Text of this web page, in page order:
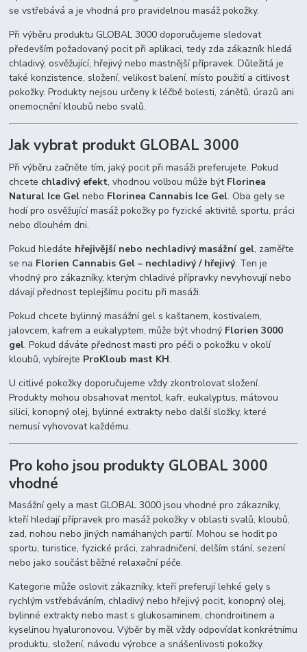
se vstřebává a je vhodná pro pravidelnou masáž pokožky.
Při výběru produktu GLOBAL 3000 doporučujeme sledovat
především požadovaný pocit při aplikaci, tedy zda zákazník hledá
chladivý, osvěžující, hřejivý nebo mastnější přípravek. Důležitá je
také konzistence, složení, velikost balení, místo použití a citlivost
pokožky. Produkty nejsou určeny k léčbě bolesti, zánětů, úrazů ani
onemocnění kloubů nebo svalů.
Jak vybrat produkt GLOBAL 3000
Při výběru začněte tím, jaký pocit při masáži preferujete. Pokud
chcete chladivý efekt, vhodnou volbou může být Florinea
Natural Ice Gel nebo Florinea Cannabis Ice Gel. Oba gely se
hodí pro osvěžující masáž pokožky po fyzické aktivitě, sportu, práci
nebo dlouhém dni.
Pokud hledáte hřejivější nebo nechladivý masážní gel, zaměřte
se na Florien Cannabis Gel – nechladivý / hřejivý. Ten je
vhodný pro zákazníky, kterým chladivé přípravky nevyhovují nebo
dávají přednost teplejšímu pocitu při masáži.
Pokud chcete bylinný masážní gel s kaštanem, kostivalem,
jalovcem, kafrem a eukalyptem, může být vhodný Florien 3000
gel. Pokud dáváte přednost masti pro péči o pokožku v okolí
kloubů, vybírejte ProKloub mast KH.
U citlivé pokožky doporučujeme vždy zkontrolovat složení.
Produkty mohou obsahovat mentol, kafr, eukalyptus, mátovou
silici, konopný olej, bylinné extrakty nebo další složky, které
nemusí vyhovovat každému.
Pro koho jsou produkty GLOBAL 3000
vhodné
Masážní gely a mast GLOBAL 3000 jsou vhodné pro zákazníky,
kteří hledají přípravek pro masáž pokožky v oblasti svalů, kloubů,
zad, nohou nebo jiných namáhaných partií. Mohou se hodit po
sportu, turistice, fyzické práci, zahradničení, delším stání, sezení
nebo jako součást běžné relaxační péče.
Kategorie může oslovit zákazníky, kteří preferují lehké gely s
rychlým vstřebáváním, chladivý nebo hřejivý pocit, konopný olej,
bylinné extrakty nebo mast s glukosaminem, chondroitinem a
kyselinou hyaluronovou. Výběr by měl vždy odpovídat konkrétnímu
produktu, složení, návodu výrobce a snášenlivosti pokožky.